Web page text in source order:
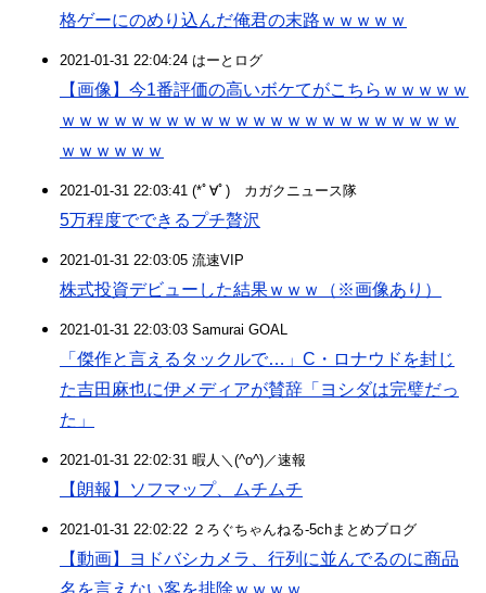
格ゲーにのめり込んだ俺君の末路ｗｗｗｗｗ
2021-01-31 22:04:24 はーとログ
【画像】今1番評価の高いボケてがこちらｗｗｗｗｗ
ｗｗｗｗｗｗｗｗｗｗｗｗｗｗｗｗｗｗｗｗｗｗｗ
ｗｗｗｗｗｗ
2021-01-31 22:03:41 (*ﾟ∀ﾟ)ゞカガクニュース隊
5万程度でできるプチ贅沢
2021-01-31 22:03:05 流速VIP
株式投資デビューした結果ｗｗｗ（※画像あり）
2021-01-31 22:03:03 Samurai GOAL
「傑作と言えるタックルで…」C・ロナウドを封じ
た吉田麻也に伊メディアが賛辞「ヨシダは完璧だっ
た」
2021-01-31 22:02:31 暇人＼(^o^)／速報
【朗報】ソフマップ、ムチムチ
2021-01-31 22:02:22 ２ろぐちゃんねる-5chまとめブログ
【動画】ヨドバシカメラ、行列に並んでるのに商品
名を言えない客を排除ｗｗｗｗ